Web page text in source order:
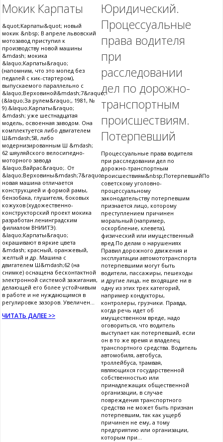
Мокик Карпаты
&quot;Карпаты&quot; новый
мокик &nbsp; В апреле львовский
мотозавод приступил к
производству новой машины
&mdash; мокика
&laquo;Карпаты&raquo;
(напомним, что это мопед без
педалей с кик-стартером),
выпускаемого параллельно с
&laquo;Верховиной&mdash;7&raquo;
(&laquo;За рулем&raquo;, 1981, №
9).&laquo;Карпаты&raquo;
&mdash; уже шестнадцатая
модель, освоенная заводом. Она
комплектуется либо двигателем
Ш&mdash;58, либо
модернизированным Ш &mdash;
62 шяуляйского велосипедно-
моторного завода
&laquo;Вайрас&raquo;. От
&laquo;Верховины&mdash;7&raquo;
новая машина отличается
конструкцией и формой рамы,
бензобака, глушителя, боковых
кожухов (художественно-
конструкторский проект мокика
разработан ленинградским
филиалом ВНИИТЭ).
&laquo;Карпаты&raquo;
окрашивают в яркие цвета
&mdash; красный, оранжевый,
желтый и др. Машина с
двигателем Ш&mdash;62 (на
снимке) оснащена бесконтактной
электронной системой зажигания,
делающей его более устойчивым
в работе и не нуждающимся в
регулировке зазоров. Увеличен...
ЧИТАТЬ ДАЛЕЕ >>
Юридический.
Процессуальные
права водителя
при
расследовании
дел по дорожно-
транспортным
происшествиям.
Потерпевший
Процессуальные права водителя
при расследовании дел по
дорожно-транспортным
происшествиям&nbsp;ПотерпевшийПо
советскому уголовно-
процессуальному
законодательству потерпевшим
признается лицо, которому
преступлением причинен
моральный (например,
оскорбление, клевета),
физический или имущественный
вред.По делам о нарушениях
Правил дорожного движения и
эксплуатации автомототранспорта
потерпевшими могут быть
водители, пассажиры, пешеходы
и другие лица, не входящие ни в
одну из этих трех категорий,
например кондукторы,
контролеры, грузчики. Правда,
когда речь идет об
имущественном вреде, надо
оговориться, что водитель
выступает как потерпевший, если
он в то же время и владелец
транспортного средства. Водитель
автомобиля, автобуса,
троллейбуса, трамвая,
являющихся государственной
собственностью или
принадлежащих общественной
организации, в случае
повреждения транспортного
средства не может быть признан
потерпевшим, так как ущерб
причинен не ему, а тому
предприятию или организации,
которым при...